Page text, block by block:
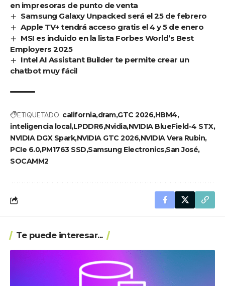
en impresoras de punto de venta
Samsung Galaxy Unpacked será el 25 de febrero
Apple TV+ tendrá acceso gratis el 4 y 5 de enero
MSI es incluido en la lista Forbes World’s Best
Employers 2025
Intel AI Assistant Builder te permite crear un
chatbot muy fácil
ETIQUETADO: californiadramGTC 2026HBM4
inteligencia localLPDDR6 NvidiaNVIDIA BlueField-4 STX
NVIDIA DGX SparkNVIDIA GTC 2026NVIDIA Vera Rubin
PCIe 6.0PM1763 SSD Samsung ElectronicsSan José
SOCAMM2
Te puede interesar...